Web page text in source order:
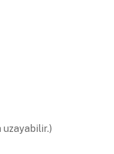
uzayabilir.)